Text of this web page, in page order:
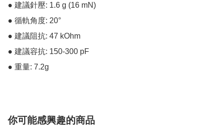
● 建議針壓: 1.6 g (16 mN)
● 循軌角度: 20°
● 建議阻抗: 47 kOhm
● 建議容抗: 150-300 pF
● 重量: 7.2g
你可能感興趣的商品